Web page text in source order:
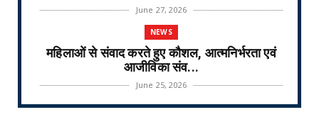
June 27, 2026
NEWS
महिलाओं से संवाद करते हुए कौशल, आत्मनिर्भरता एवं
आजीविका संव...
June 25, 2026
NEWS